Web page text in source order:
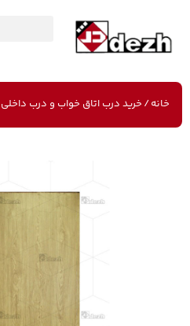
خانه/ خرید درب اتاق خواب و درب داخلی